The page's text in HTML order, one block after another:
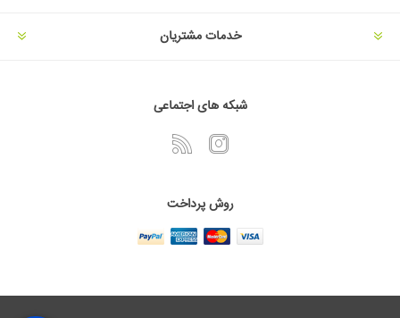
خدمات مشتریان
شبکه های اجتماعی
روش پرداخت